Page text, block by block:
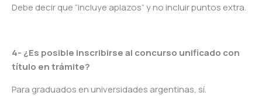
Debe decir que “incluye aplazos” y no incluir puntos extra.
4- ¿Es posible inscribirse al concurso unificado con
título en trámite?
Para graduados en universidades argentinas, sí.